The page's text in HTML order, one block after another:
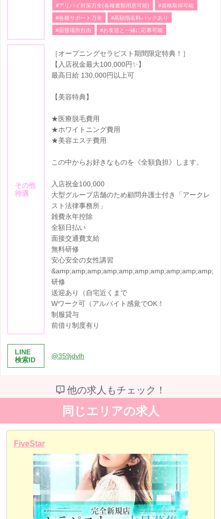
#アリバイ対策万全(各種書類用意可能) #資格取得可能
#各種サポート万全 #高額指名料バックあり
#面接場所自由 #お友達と一緒に応募可能
その他
待遇
［オープニングセラピスト期間限定特典！］
【入店祝金最大100,000円✨】
最高日給 130,000円以上可
【美容特典】
★医療脱毛費用
★ホワイトニング費用
★美容エステ費用
この中からお好きなものを《全額負担》します。
入店祝金100,000
大型グループ店舗のため顧問弁護士付き「アークレ
スト法律事務所」
雑費永年控除
全額日払い
面接交通費支給
無料研修
安心安全の女性講習
&amp;amp;amp;amp;amp;amp;amp;amp;amp;amp;
研修
送迎あり（自宅近くまで
Wワーク可（アルバイト感覚でOK！
制服貸与
前借り制度有り
LINE
検索ID
@359jdvlh
他の求人もチェック！
同じエリアの求人
FiveStar